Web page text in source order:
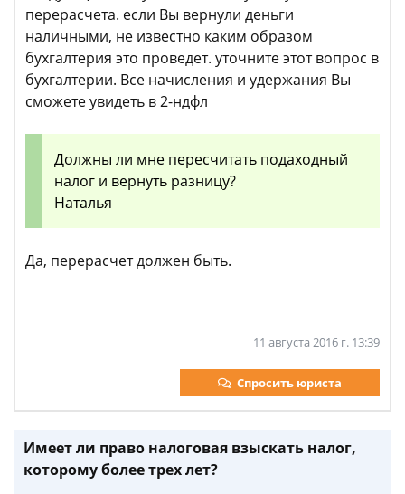
перерасчета. если Вы вернули деньги
наличными, не известно каким образом
бухгалтерия это проведет. уточните этот вопрос в
бухгалтерии. Все начисления и удержания Вы
сможете увидеть в 2-ндфл
Должны ли мне пересчитать подаходный
налог и вернуть разницу?
Наталья
Да, перерасчет должен быть.
11 августа 2016 г. 13:39
Спросить юриста
Имеет ли право налоговая взыскать налог,
которому более трех лет?